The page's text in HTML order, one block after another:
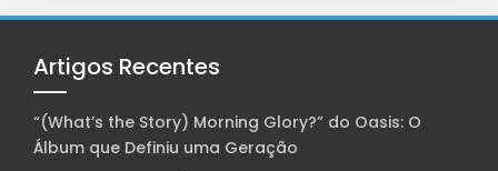
Artigos Recentes
“(What’s the Story) Morning Glory?” do Oasis: O
Álbum que Definiu uma Geração